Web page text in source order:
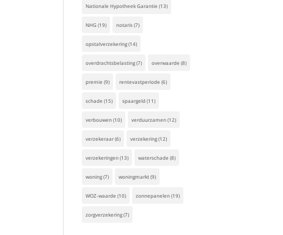
Nationale Hypotheek Garantie (13)
NHG(19) notaris(7)
opstalverzekering(14)
overdrachtsbelasting(7) overwaarde (8)
premie (9) rentevastperiode (6)
schade (15) spaargeld(11)
verbouwen(10) verduurzamen(12)
verzekeraar(6) verzekering(12)
verzekeringen(13) waterschade (8)
woning(7) woningmarkt(9)
WOZ-waarde (10) zonnepanelen(19)
zorgverzekering(7)